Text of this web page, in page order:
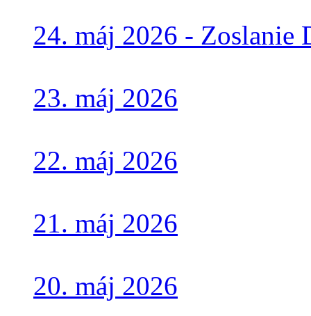
24. máj 2026 - Zoslanie
23. máj 2026
22. máj 2026
21. máj 2026
20. máj 2026